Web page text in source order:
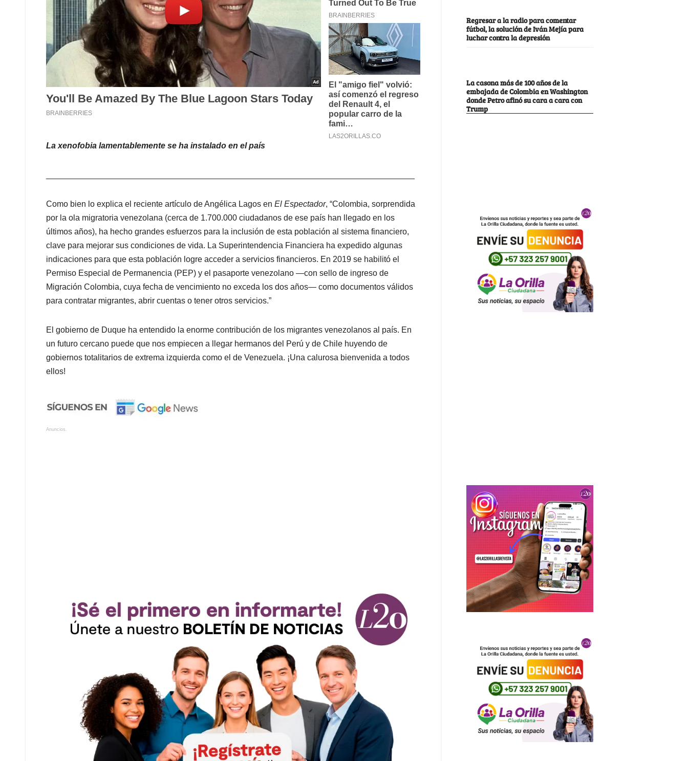
La xenofobia lamentablemente se ha instalado en el país
Como bien lo explica el reciente artículo de Angélica Lagos en El Espectador, “Colombia, sorprendida
por la ola migratoria venezolana (cerca de 1.700.000 ciudadanos de ese país han llegado en los
últimos años), ha hecho grandes esfuerzos para la inclusión de esta población al sistema financiero,
clave para mejorar sus condiciones de vida. La Superintendencia Financiera ha expedido algunas
indicaciones para que esta población logre acceder a servicios financieros. En 2019 se habilitó el
Permiso Especial de Permanencia (PEP) y el pasaporte venezolano —con sello de ingreso de
Migración Colombia, cuya fecha de vencimiento no exceda los dos años— como documentos válidos
para contratar migrantes, abrir cuentas o tener otros servicios.”
El gobierno de Duque ha entendido la enorme contribución de los migrantes venezolanos al país. En
un futuro cercano puede que nos empiecen a llegar hermanos del Perú y de Chile huyendo de
gobiernos totalitarios de extrema izquierda como el de Venezuela. ¡Una calurosa bienvenida a todos
ellos!
Anuncios.
Regresar a la radio para comentar
fútbol, la solución de Iván Mejía para
luchar contra la depresión
La casona más de 100 años de la
embajada de Colombia en Washington
donde Petro afinó su cara a cara con
Trump